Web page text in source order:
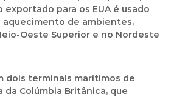
para os EUA é usado
de ambientes,
Oeste Superior e no Nordeste
dois terminais marítimos de
Colúmbia Britânica, que